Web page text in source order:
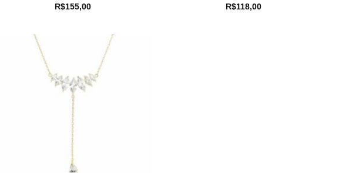
R$155,00
R$118,00